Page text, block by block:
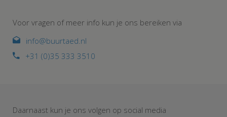
Voor vragen of meer info kun je ons bereiken via
info@buurtaed.nl
+31 (0)35 333 3510
Daarnaast kun je ons volgen op social media